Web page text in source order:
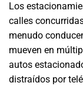
Los
calles
menudo
mueven en
autos
distraídos por